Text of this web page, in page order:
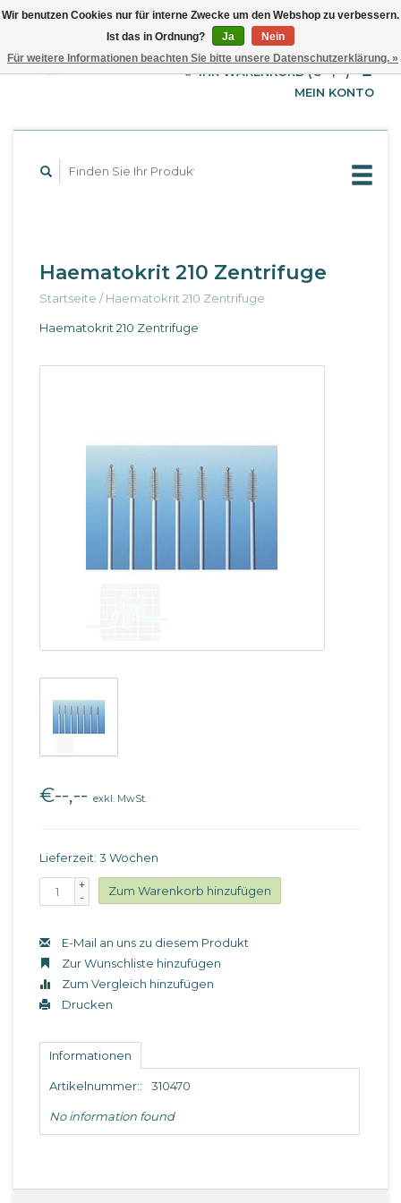
EUR
GBP
USD
English
Français
IHR WARENKORB (€--,--)
MEIN KONTO
Haematokrit 210 Zentrifuge
Startseite /Haematokrit 210 Zentrifuge
Haematokrit 210 Zentrifuge
€--,-- exkl. MwSt.
Lieferzeit: 3 Wochen
+
-
Zum Warenkorb hinzufügen
E-Mail an uns zu diesem Produkt
Zur Wunschliste hinzufügen
Zum Vergleich hinzufügen
Drucken
Informationen
Artikelnummer:: 310470
No information found
Wir benutzen Cookies nur für interne Zwecke um den Webshop zu verbessern.
Ist das in Ordnung?
Ja
Nein
Für weitere Informationen beachten Sie bitte unsere Datenschutzerklärung. »